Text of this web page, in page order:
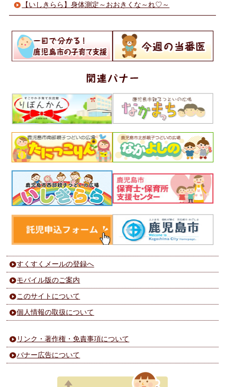
【いしきらら】身体測定～おおきくな～れ♡～
すくすくメールの登録へ
モバイル版のご案内
このサイトについて
個人情報の取扱について
リンク・著作権・免責事項について
バナー広告について